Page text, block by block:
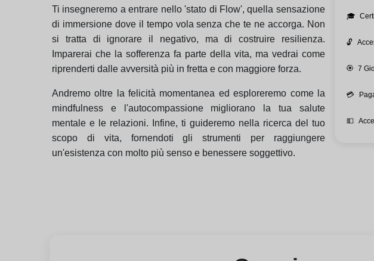
Ti insegneremo a entrare nello 'stato di Flow', quella sensazione
di immersione dove il tempo vola senza che te ne accorga. Non
si tratta di ignorare il negativo, ma di costruire resilienza.
Imparerai che la sofferenza fa parte della vita, ma vedrai come
riprenderti dalle avversità più in fretta e con maggiore forza.
Andremo oltre la felicità momentanea ed esploreremo come la
mindfulness e l'autocompassione migliorano la tua salute
mentale e le relazioni. Infine, ti guideremo nella ricerca del tuo
scopo di vita, fornendoti gli strumenti per raggiungere
un'esistenza con molto più senso e benessere soggettivo.
🎓
🔓
🏵️ 7
💳
💵